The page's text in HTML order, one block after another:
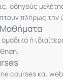
οδηγούς
πλήρως την
Μαθήματα
ή
courses και